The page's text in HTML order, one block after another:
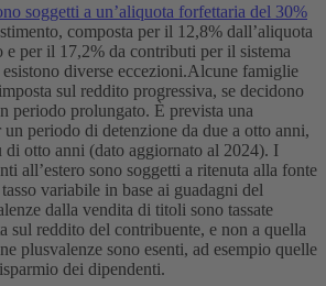
soggetti a un’aliquota forfettaria del 30%
composta per il 12,8% dall’aliquota
e per il 17,2% da contributi per il sistema
diverse eccezioni.Alcune famiglie
sul reddito progressiva, se decidono
periodo prolungato. È prevista una
periodo di detenzione da due a otto anni,
di otto anni (dato aggiornato al 2024). I
all’estero sono soggetti a ritenuta alla fonte
variabile in base ai guadagni del
dalla vendita di titoli sono tassate
sul reddito del contribuente, e non a quella
plusvalenze sono esenti, ad esempio quelle
dei dipendenti.